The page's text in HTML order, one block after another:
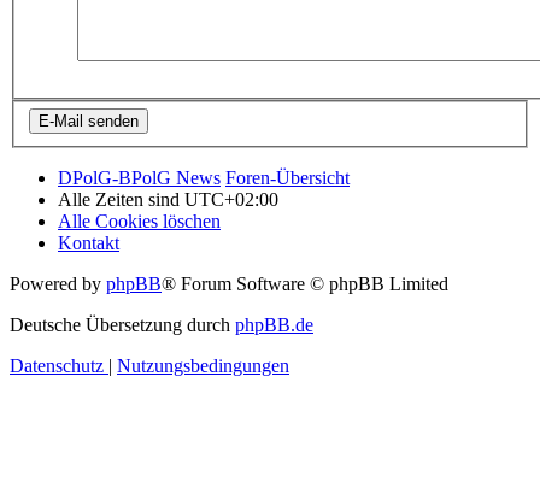
DPolG-BPolG News Foren-Übersicht
Alle Zeiten sind UTC+02:00
Alle Cookies löschen
Kontakt
Powered by phpBB® Forum Software © phpBB Limited
Deutsche Übersetzung durch phpBB.de
Datenschutz
Nutzungsbedingungen